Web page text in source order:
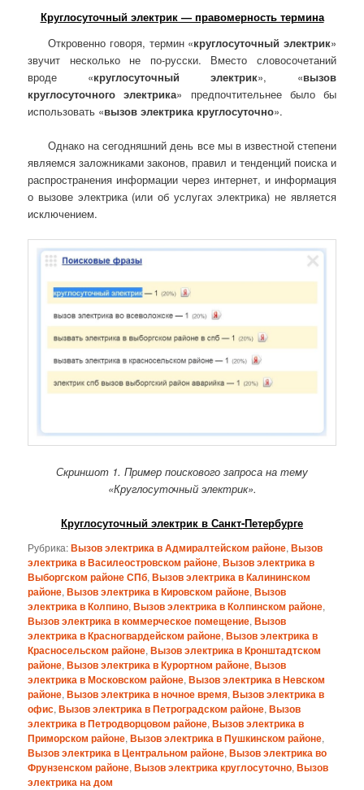
Круглосуточный электрик — правомерность термина
Откровенно говоря, термин «круглосуточный электрик»
звучит несколько не по-русски. Вместо словосочетаний
вроде «круглосуточный электрик», «вызов
круглосуточного электрика» предпочтительнее было бы
использовать «вызов электрика круглосуточно».
Однако на сегодняшний день все мы в известной степени
являемся заложниками законов, правил и тенденций поиска и
распространения информации через интернет, и информация
о вызове электрика (или об услугах электрика) не является
исключением.
Скриншот 1. Пример поискового запроса на тему
«Круглосуточный электрик».
Круглосуточный электрик в Санкт-Петербурге
Рубрика:Вызов электрика в Адмиралтейском районе,Вызов
электрика в Василеостровском районе,Вызов электрика в
Выборгском районе СПб,Вызов электрика в Калининском
районе,Вызов электрика в Кировском районе,Вызов
электрика в Колпино,Вызов электрика в Колпинском районе,
Вызов электрика в коммерческое помещение,Вызов
электрика в Красногвардейском районе,Вызов электрика в
Красносельском районе,Вызов электрика в Кронштадтском
районе,Вызов электрика в Курортном районе,Вызов
электрика в Московском районе,Вызов электрика в Невском
районе,Вызов электрика в ночное время,Вызов электрика в
офис,Вызов электрика в Петроградском районе,Вызов
электрика в Петродворцовом районе,Вызов электрика в
Приморском районе,Вызов электрика в Пушкинском районе,
Вызов электрика в Центральном районе,Вызов электрика во
Фрунзенском районе,Вызов электрика круглосуточно,Вызов
электрика на дом